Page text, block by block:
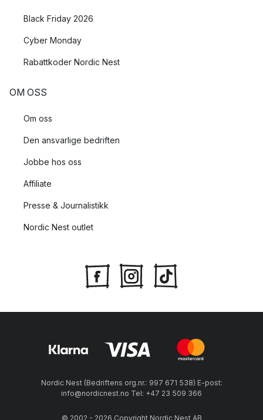
Black Friday 2026
Cyber Monday
Rabattkoder Nordic Nest
OM OSS
Om oss
Den ansvarlige bedriften
Jobbe hos oss
Affiliate
Presse & Journalistikk
Nordic Nest outlet
Nordic Nest (Bedriftens org.nr.: 997 671 538) E-post:
info@nordicnest.no Tel: +47 23 509 366
© 2002 - 2026 Copyright Nordic Nest AB